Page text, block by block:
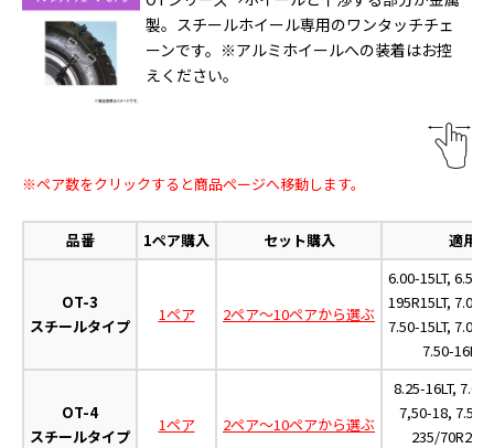
製。スチールホイール専用のワンタッチチェ
ーンです。※アルミホイールへの装着はお控
えください。
※ペア数をクリックすると商品ページへ移動します。
品番 1ペア購入 セット購入 適用
OT-3
スチールタイプ
1ペア 2ペア～10ペアから選ぶ
6.00-15LT, 6.50-
195R15LT, 7.00-
7.50-15LT, 7.00-
7.50-16LT
OT-4
スチールタイプ
1ペア 2ペア～10ペアから選ぶ
8.25-16LT,
7,50-18, 7.50-
235/70R22.5,